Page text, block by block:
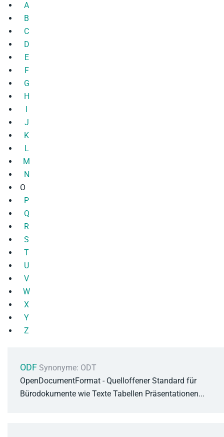
A
B
C
D
E
F
G
H
I
J
K
L
M
N
O
P
Q
R
S
T
U
V
W
X
Y
Z
ODF Synonyme: ODT
OpenDocumentFormat - Quelloffener Standard für
Bürodokumente wie Texte Tabellen Präsentationen...